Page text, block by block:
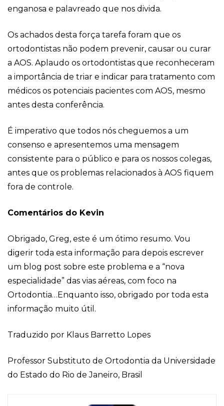
enganosa e palavreado que nos divida.
Os achados desta força tarefa foram que os
ortodontistas não podem prevenir, causar ou curar
a AOS. Aplaudo os ortodontistas que reconheceram
a importância de triar e indicar para tratamento com
médicos os potenciais pacientes com AOS, mesmo
antes desta conferência.
É imperativo que todos nós cheguemos a um
consenso e apresentemos uma mensagem
consistente para o público e para os nossos colegas,
antes que os problemas relacionados à AOS fiquem
fora de controle.
Comentários do Kevin
Obrigado, Greg, este é um ótimo resumo. Vou
digerir toda esta informação para depois escrever
um blog post sobre este problema e a “nova
especialidade” das vias aéreas, com foco na
Ortodontia…Enquanto isso, obrigado por toda esta
informação muito útil.
Traduzido por Klaus Barretto Lopes
Professor Substituto de Ortodontia da Universidade
do Estado do Rio de Janeiro, Brasil